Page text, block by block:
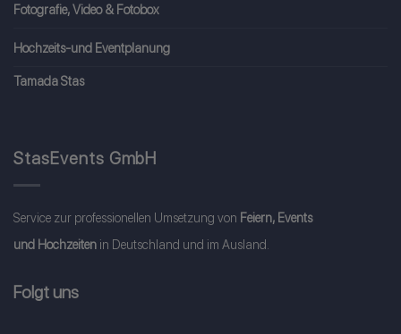
Fotografie, Video & Fotobox
Hochzeits-und Eventplanung
Tamada Stas
StasEvents GmbH
Service zur professionellen Umsetzung von Feiern, Events
und Hochzeiten in Deutschland und im Ausland.
Folgt uns